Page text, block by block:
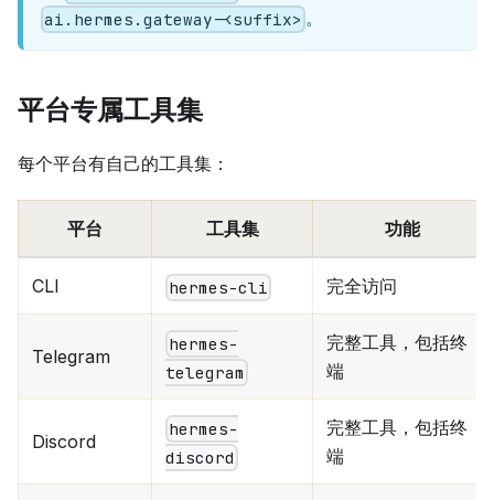
ai.hermes.gateway-<suffix> 。
平台专属工具集
每个平台有自己的工具集：
平台 工具集 功能
CLI hermes-cli 完全访问
Telegram
hermes-
telegram
完整工具，包括终
端
Discord
hermes-
discord
完整工具，包括终
端